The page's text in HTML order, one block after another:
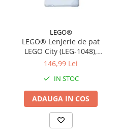
LEGO®
LEGO® Lenjerie de pat
LEGO City (LEG-1048),
140x200 cm
146,99 Lei
IN STOC
ADAUGA IN COS